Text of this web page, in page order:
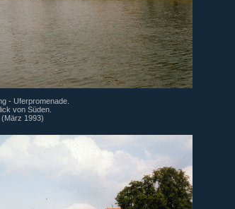
- Uferpromenade.
von Süden.
(März 1993)